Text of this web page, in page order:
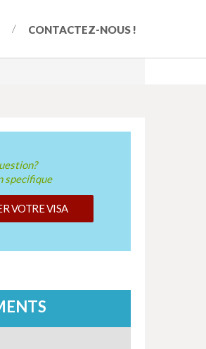
CONTACTEZ-NOUS !
specifique
VOTRE VISA